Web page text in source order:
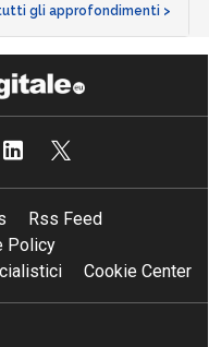
gli approfondimenti >
Rss Feed
Policy
Cookie Center